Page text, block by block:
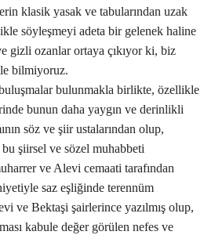
klasik yasak ve tabularından uzak
söyleşmeyi adeta bir gelenek haline
gizli ozanlar ortaya çıkıyor ki, biz
bilmiyoruz.
bulunmakla birlikte, özellikle
bunun daha yaygın ve derinlikli
söz ve şiir ustalarından olup,
şiirsel ve sözel muhabbeti
ve Alevi cemaati tarafından
saz eşliğinde terennüm
ve Bektaşi şairlerince yazılmış olup,
kabule değer görülen nefes ve